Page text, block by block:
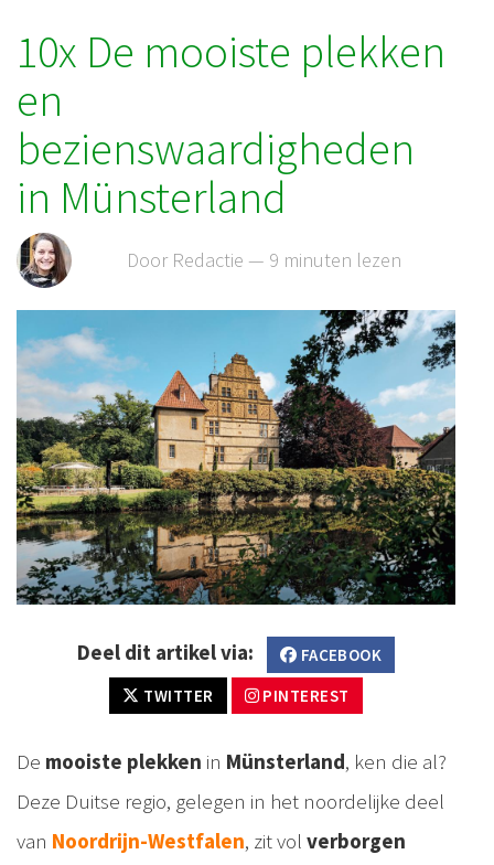
10x De mooiste plekken
en
bezienswaardigheden
in Münsterland
Door Redactie — 9 minuten lezen
Deel dit artikel via:
FACEBOOK
TWITTER
PINTEREST
De mooiste plekken in Münsterland, ken die al?
Deze Duitse regio, gelegen in het noordelijke deel
van Noordrijn-Westfalen, zit vol verborgen